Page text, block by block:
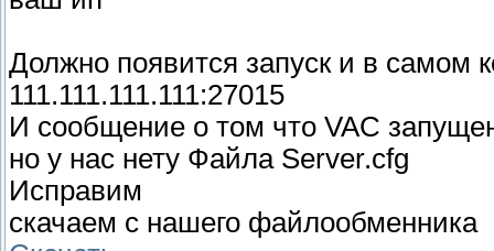
Должно появится запуск и в самом
111.111.111.111:27015
И сообщение о том что VAC
но у нас нету Файла Server.cfg
Исправим
скачаем с нашего файлообменника